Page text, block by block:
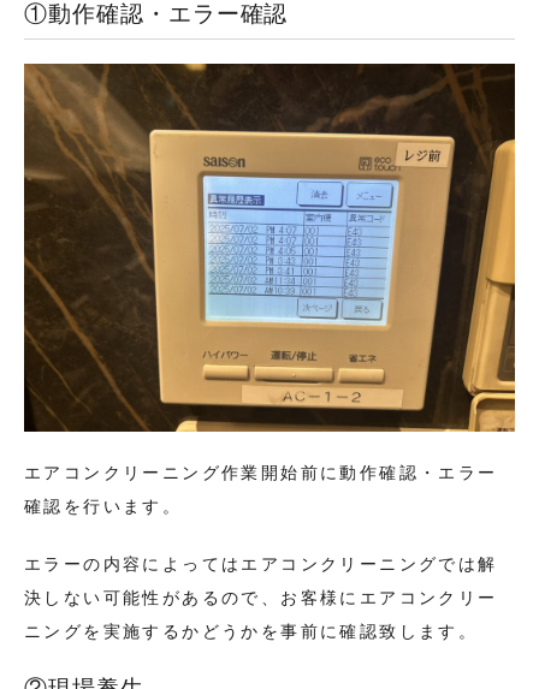
①動作確認・エラー確認
エアコンクリーニング作業開始前に動作確認・エラー
確認を行います。
エラーの内容によってはエアコンクリーニングでは解
決しない可能性があるので、お客様にエアコンクリー
ニングを実施するかどうかを事前に確認致します。